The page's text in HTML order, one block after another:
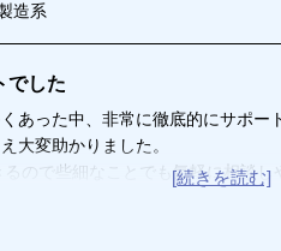
造系
でした
あった中、非常に徹底的にサポ
大変助かりました。
るので些細なことでも気軽に相談
こちらとしても自己分析に繋がり